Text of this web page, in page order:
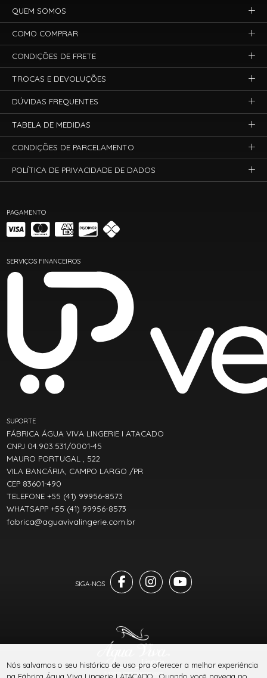
PAGAMENTO
SERVIÇOS FINANCEIROS
SUPORTE
FÁBRICA ÁGUA VIVA LINGERIE I ATACADO
CNPJ 04.903.531/0001-45
MAURO PORTUGAL , 522
VILA BANCÁRIA, CAMPO LARGO /PR
CEP 83601-490
TELEFONE +55 (41) 99956-8573
WHATSAPP +55 (41) 99956-8573
fabrica@aguavivalingerie.com.br
QUEM SOMOS
COMO COMPRAR
CONDIÇÕES DE FRETE
TROCAS E DEVOLUÇÕES
DÚVIDAS FREQUENTES
TABELA DE MEDIDAS
CONDIÇÕES DE PARCELAMENTO
POLÍTICA DE PRIVACIDADE DE DADOS
® TODOS DIREITOS RESERVADOS
Nós salvamos o seu histórico de uso pra oferecer a melhor experiência